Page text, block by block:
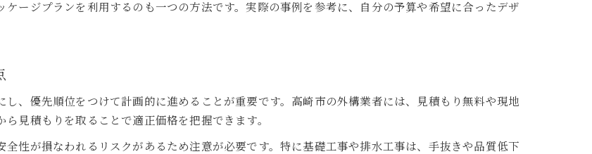
ージプランを利用するのも一つの方法です。実際の事例を参考に、自分の予算や希望に合ったデザ
、優先順位をつけて計画的に進めることが重要です。高崎市の外構業者には、見積もり無料や現地
見積もりを取ることで適正価格を把握できます。
性が損なわれるリスクがあるため注意が必要です。特に基礎工事や排水工事は、手抜きや品質低下